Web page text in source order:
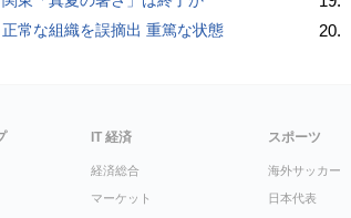
正常な組織を誤摘出 重篤な状態 20.
IT 経済
経済総合
マーケット
スポーツ
海外サッカー
日本代表